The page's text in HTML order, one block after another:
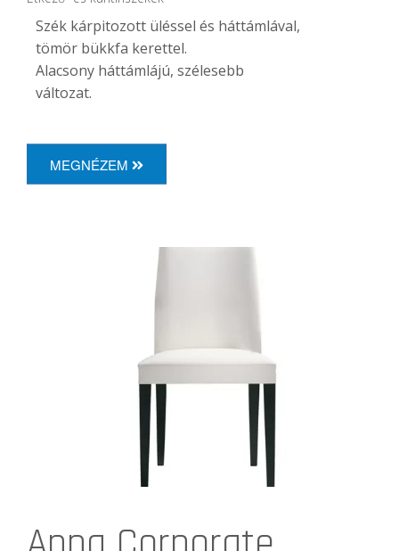
Szék kárpitozott üléssel és háttámlával,
tömör bükkfa kerettel.
Alacsony háttámlájú, szélesebb
változat.
MEGNÉZEM